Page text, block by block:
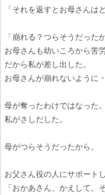
「それを返すとお母さんは
「崩れる？つらそうだったか
お母さんも幼いころから苦
だから私が差し出した。
お母さんが崩れないように
母が奪ったわけではなった。
私がさしだした。
母がつらそうだったから。
お父さん役の人にサポート
「おかあさん、かえして。